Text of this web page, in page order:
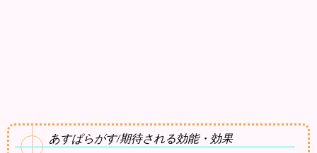
あすぱらがす/期待される効能・効果